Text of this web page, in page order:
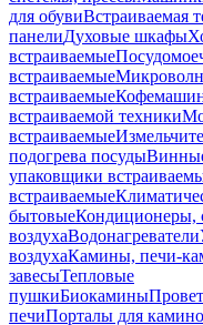
для обувиВстраиваемая
панелиДуховые шкафы
встраиваемые
встраиваемые
встраиваемые
встраиваемой техники
встраиваемые
подогрева посуды
упаковщики
встраиваемые
бытовыеКондиционеры,
воздухаВодонагреватели
воздухаКамины, печи-
завесыТепловые
пушкиБиокамины
печиПорталы для